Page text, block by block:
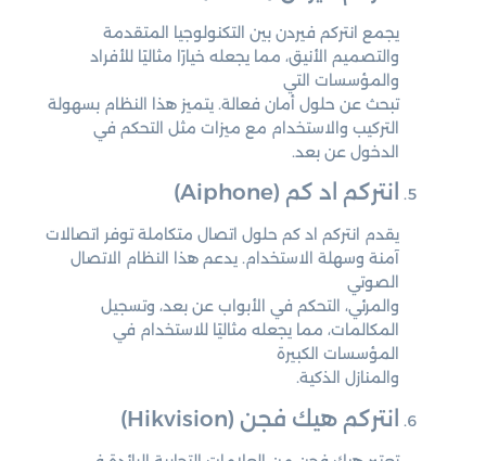
يجمع انتركم فيردن بين التكنولوجيا المتقدمة
والتصميم الأنيق، مما يجعله خيارًا مثاليًا للأفراد
والمؤسسات التي
تبحث عن حلول أمان فعالة. يتميز هذا النظام بسهولة
التركيب والاستخدام مع ميزات مثل التحكم في
الدخول عن بعد.
انتركم اد كم (Aiphone)
يقدم انتركم اد كم حلول اتصال متكاملة توفر اتصالات
آمنة وسهلة الاستخدام. يدعم هذا النظام الاتصال
الصوتي
والمرئي، التحكم في الأبواب عن بعد، وتسجيل
المكالمات، مما يجعله مثاليًا للاستخدام في
المؤسسات الكبيرة
والمنازل الذكية.
انتركم هيك فجن (Hikvision)